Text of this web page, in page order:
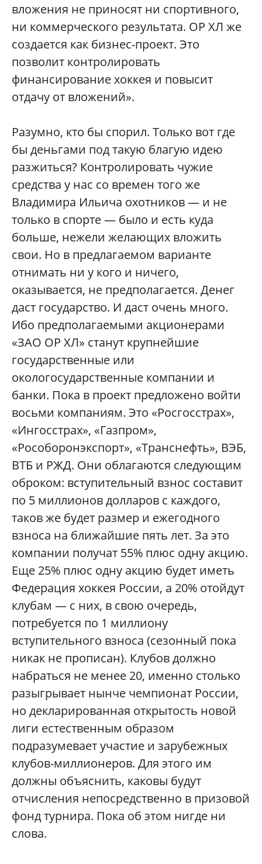
вложения не приносят ни спортивного,
ни коммерческого результата. ОР ХЛ же
создается как бизнес-проект. Это
позволит контролировать
финансирование хоккея и повысит
отдачу от вложений».
Разумно, кто бы спорил. Только вот где
бы деньгами под такую благую идею
разжиться? Контролировать чужие
средства у нас со времен того же
Владимира Ильича охотников — и не
только в спорте — было и есть куда
больше, нежели желающих вложить
свои. Но в предлагаемом варианте
отнимать ни у кого и ничего,
оказывается, не предполагается. Денег
даст государство. И даст очень много.
Ибо предполагаемыми акционерами
«ЗАО ОР ХЛ» станут крупнейшие
государственные или
окологосударственные компании и
банки. Пока в проект предложено войти
восьми компаниям. Это «Росгосстрах»,
«Ингосстрах», «Газпром»,
«Рособоронэкспорт», «Транснефть», ВЭБ,
ВТБ и РЖД. Они облагаются следующим
оброком: вступительный взнос составит
по 5 миллионов долларов с каждого,
таков же будет размер и ежегодного
взноса на ближайшие пять лет. За это
компании получат 55% плюс одну акцию.
Еще 25% плюс одну акцию будет иметь
Федерация хоккея России, а 20% отойдут
клубам — с них, в свою очередь,
потребуется по 1 миллиону
вступительного взноса (сезонный пока
никак не прописан). Клубов должно
набраться не менее 20, именно столько
разыгрывает нынче чемпионат России,
но декларированная открытость новой
лиги естественным образом
подразумевает участие и зарубежных
клубов-миллионеров. Для этого им
должны объяснить, каковы будут
отчисления непосредственно в призовой
фонд турнира. Пока об этом нигде ни
слова.